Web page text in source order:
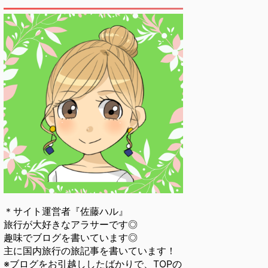
＊サイト運営者『佐藤ハル』
旅行が大好きなアラサーです◎
趣味でブログを書いています◎
主に国内旅行の旅記事を書いています！
※ブログをお引越ししたばかりで、TOPの